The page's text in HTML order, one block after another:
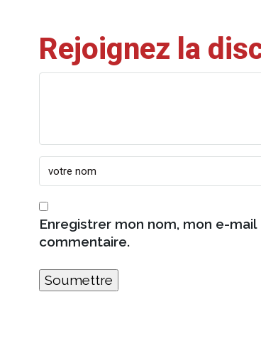
Rejoignez la
Enregistrer mon nom, mon e-
commentaire.